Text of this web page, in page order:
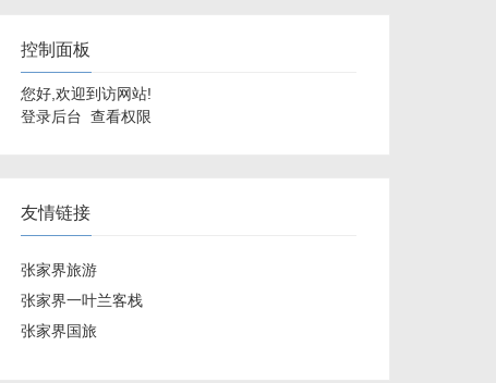
控制面板
您好,欢迎到访网站!
登录后台 查看权限
友情链接
张家界旅游
张家界一叶兰客栈
张家界国旅